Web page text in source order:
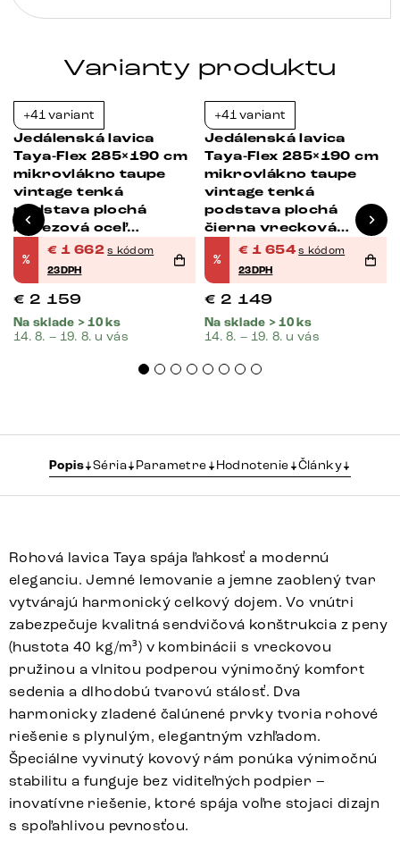
Varianty produktu
+41 variant
Jedálenská lavica
Taya-Flex 285×190 cm
mikrovlákno taupe
vintage tenká
podstava plochá
nerezová oceľ
vrecková pružina ľavá
%
€ 1 662 s kódom
23DPH
€ 2 159
Na sklade > 10 ks
14. 8. – 19. 8. u vás
+41 variant
Jedálenská lavica
Taya-Flex 285×190 cm
mikrovlákno taupe
vintage tenká
podstava plochá
čierna vrecková
pružina ľavá
%
€ 1 654 s kódom
23DPH
€ 2 149
Na sklade > 10 ks
14. 8. – 19. 8. u vás
Popis Séria Parametre Hodnotenie Články
Rohová lavica Taya spája ľahkosť a modernú
eleganciu. Jemné lemovanie a jemne zaoblený tvar
vytvárajú harmonický celkový dojem. Vo vnútri
zabezpečuje kvalitná sendvičová konštrukcia z peny
(hustota 40 kg/m³) v kombinácii s vreckovou
pružinou a vlnitou podperou výnimočný komfort
sedenia a dlhodobú tvarovú stálosť. Dva
harmonicky zladené čalúnené prvky tvoria rohové
riešenie s plynulým, elegantným vzhľadom.
Špeciálne vyvinutý kovový rám ponúka výnimočnú
stabilitu a funguje bez viditeľných podpier –
inovatívne riešenie, ktoré spája voľne stojaci dizajn
s spoľahlivou pevnosťou.